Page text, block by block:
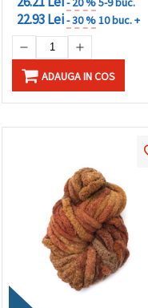
22.93 Lei- 30 %10 buc. +
ADAUGA IN COS